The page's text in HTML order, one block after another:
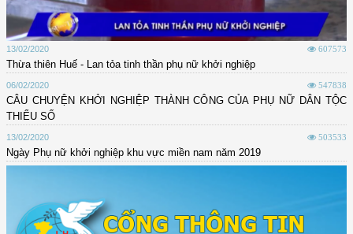
13/02/2020 607573
Thừa thiên Huế - Lan tỏa tinh thần phụ nữ khởi nghiệp
06/02/2020 547838
CÂU CHUYỆN KHỞI NGHIỆP THÀNH CÔNG CỦA PHỤ NỮ DÂN TỘC
THIỂU SỐ
13/02/2020 503533
Ngày Phụ nữ khởi nghiệp khu vực miền nam năm 2019